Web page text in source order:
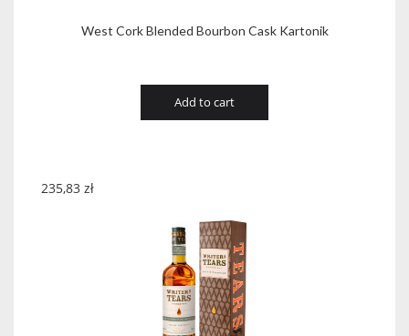
West Cork Blended Bourbon Cask Kartonik
Add to cart
235,83 zł